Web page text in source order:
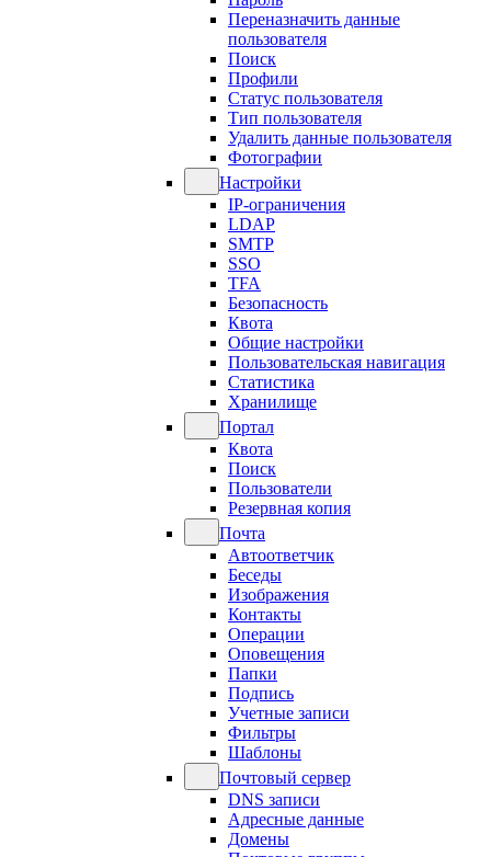
Переназначить данные
пользователя
Поиск
Профили
Статус пользователя
Тип пользователя
Удалить данные пользователя
Фотографии
Настройки
IP-ограничения
LDAP
SMTP
SSO
TFA
Безопасность
Квота
Общие настройки
Пользовательская навигация
Статистика
Хранилище
Портал
Квота
Поиск
Пользователи
Резервная копия
Почта
Автоответчик
Беседы
Изображения
Контакты
Операции
Оповещения
Папки
Подпись
Учетные записи
Фильтры
Шаблоны
Почтовый сервер
DNS записи
Адресные данные
Домены